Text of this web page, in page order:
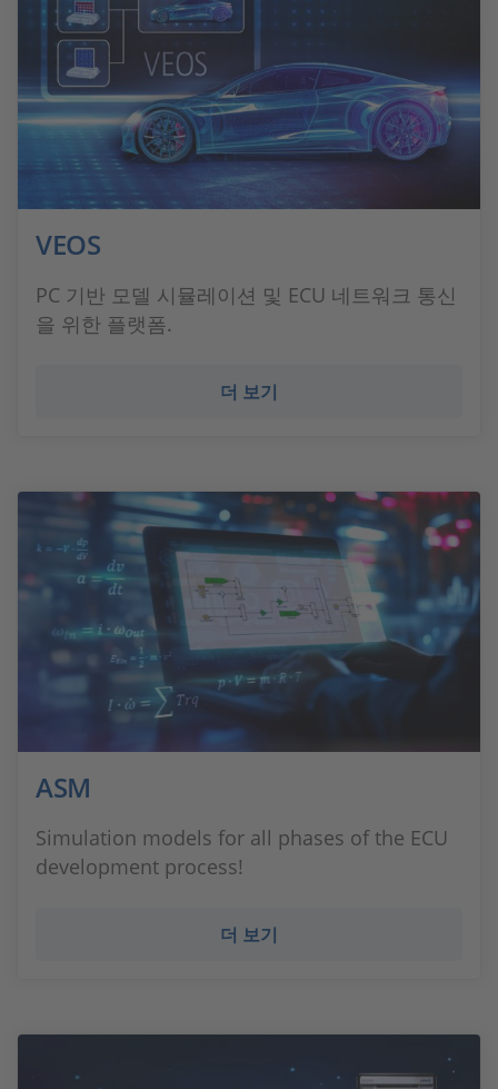
VEOS
PC 기반 모델 시뮬레이션 및 ECU 네트워크 통신
을 위한 플랫폼.
더 보기
ASM
Simulation models for all phases of the ECU
development process!
더 보기